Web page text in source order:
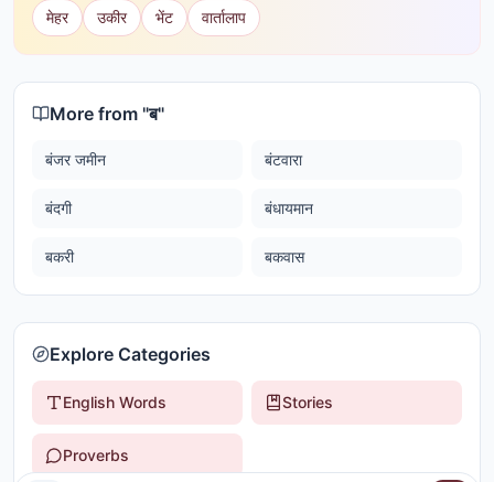
मेहर उकीर भेंट वार्तालाप
More from "ब"
बंजर जमीन बंटवारा
बंदगी बंधायमान
बकरी बकवास
Explore Categories
English Words Stories
Proverbs